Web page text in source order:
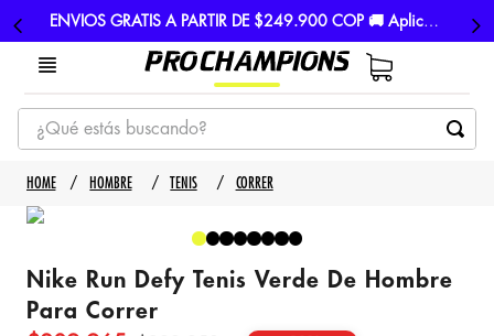
ENVIOS GRATIS A PARTIR DE $249.900 COP 🚚 Aplican TyC
¿Qué estás buscando?
TÉRMINOS MÁS BUSCADOS
1
3. nike
4. guayos
HOMBRE TENIS CORRER
Nike Run Defy Tenis Verde De Hombre
Para Correr